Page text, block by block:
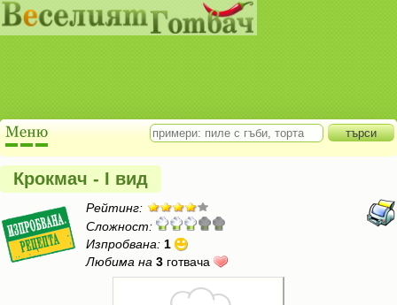
Крокмач - I вид
Рейтинг:
Сложност:
Изпробвана: 1
Любима на 3 готвача